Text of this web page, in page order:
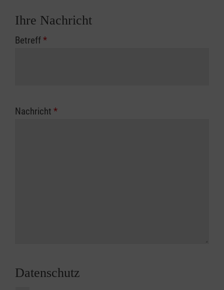
Ihre Nachricht
Betreff*
Nachricht *
Datenschutz